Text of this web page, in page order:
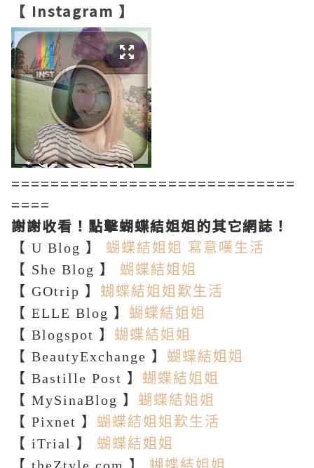
【 Instagram 】
=============================
====
謝謝收看！ 點擊蝴蝶結姐姐的其它網誌！
【 U Blog 】 蝴蝶結姐姐 寫意嘆生活
【 She Blog 】 蝴蝶結姐姐
【 GOtrip 】 蝴蝶結姐姐歎生活
【 ELLE Blog 】 蝴蝶結姐姐
【 Blogspot 】 蝴蝶結姐姐
【 BeautyExchange 】 蝴蝶結姐姐
【 Bastille Post 】 蝴蝶結姐姐
【 MySinaBlog 】 蝴蝶結姐姐
【 Pixnet 】 蝴蝶結姐姐歎生活
【 iTrial 】 蝴蝶結姐姐